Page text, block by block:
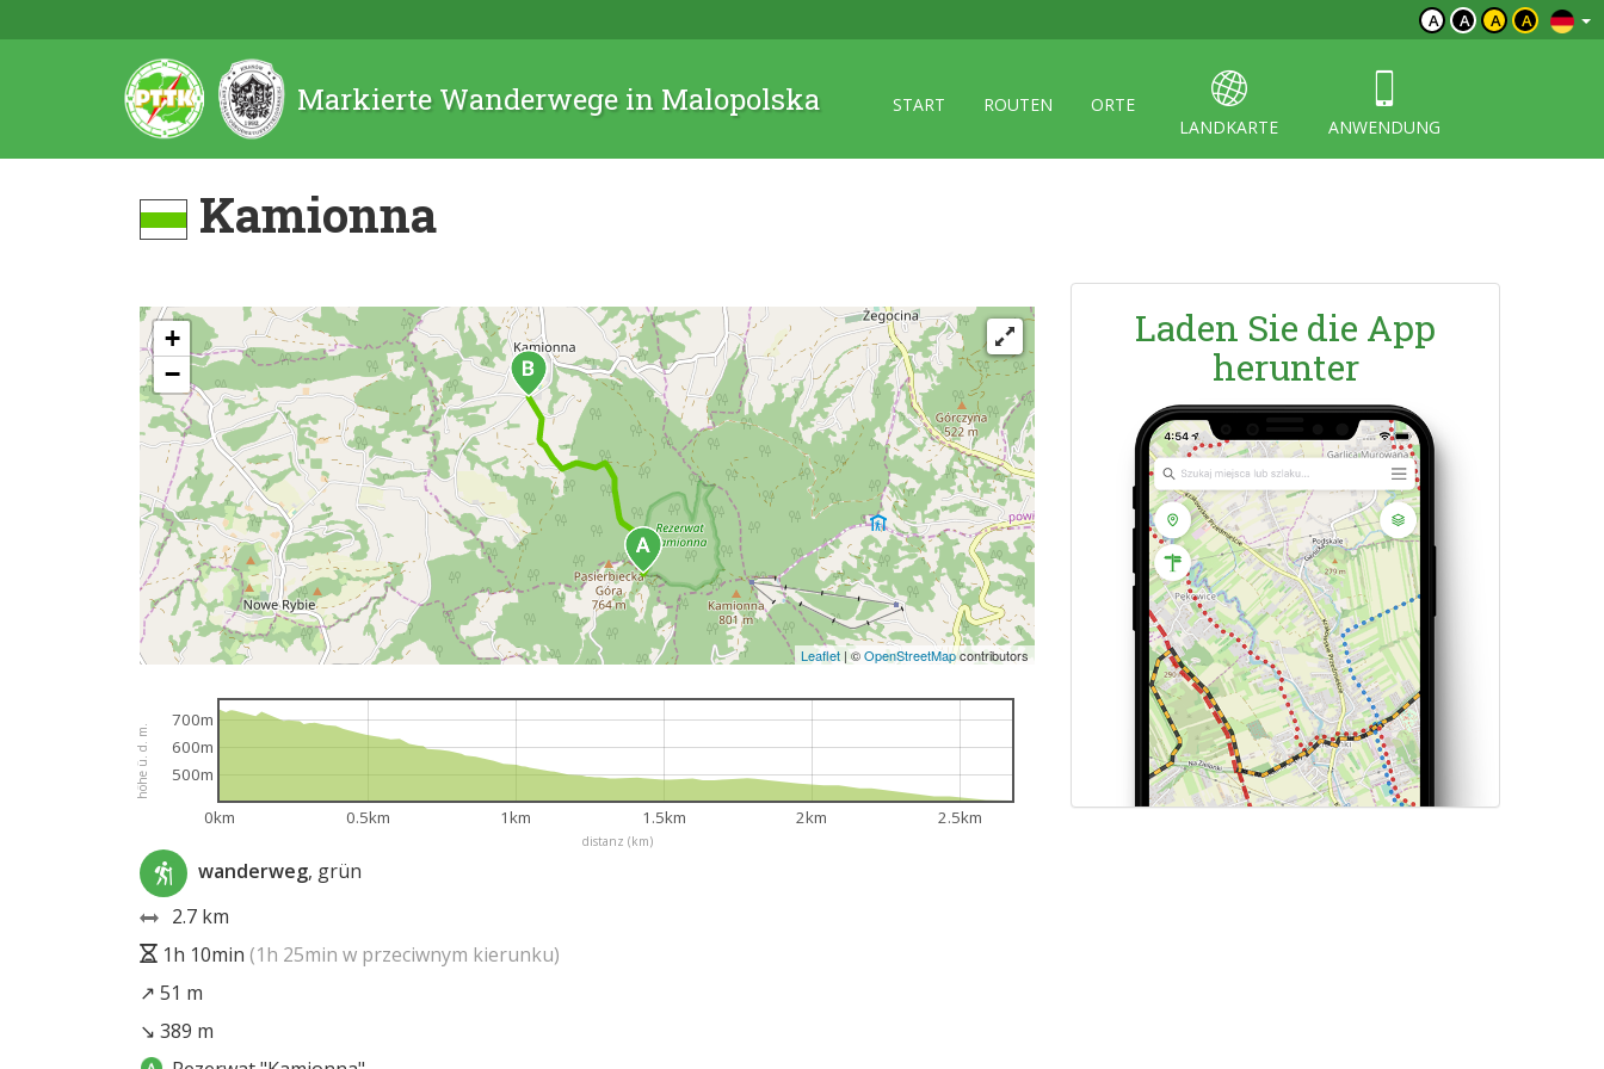
A A A A
Markierte Wanderwege in Malopolska START ROUTEN
ORTE
LANDKARTE
ANWENDUNG
Kamionna
+
−
Leaflet | ©OpenStreetMapcontributors
distanz (km)
höhe ü. d. m.
0km 0.5km 1km 1.5km 2km 2.5km
500m
600m
700m
wanderweg, grün
2.7 km
1h 10min (1h 25min w przeciwnym kierunku)
↗ 51 m
↘ 389 m
Laden Sie die App
herunter